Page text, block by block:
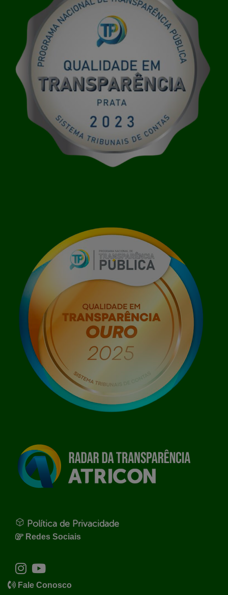
Política de Privacidade
Redes Sociais
Fale Conosco